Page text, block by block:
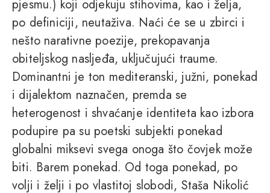
pjesmu.) koji odjekuju stihovima, kao i želja,
po definiciji, neutaživa. Naći će se u zbirci i
nešto narativne poezije, prekopavanja
obiteljskog nasljeđa, uključujući traume.
Dominantni je ton mediteranski, južni, ponekad
i dijalektom naznačen, premda se
heterogenost i shvaćanje identiteta kao izbora
podupire pa su poetski subjekti ponekad
globalni miksevi svega onoga što čovjek može
biti. Barem ponekad. Od toga ponekad, po
volji i želji i po vlastitoj slobodi, Staša Nikolić